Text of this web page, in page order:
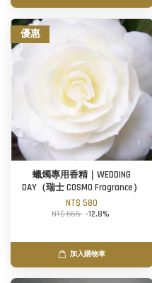
優惠
蠟燭專用香精｜WEDDING
DAY（瑞士 COSMO Fragrance）
NT$ 580
NT$ 665 -12.8%
加入購物車